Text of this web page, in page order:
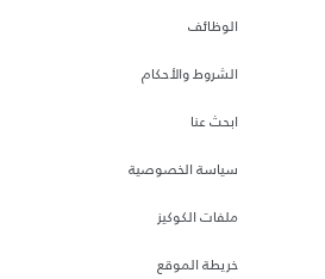
الوظائف
الشروط والأحكام
ابحث عنا
سياسة الخصوصية
ملفات الكوكيز
خريطة الموقع